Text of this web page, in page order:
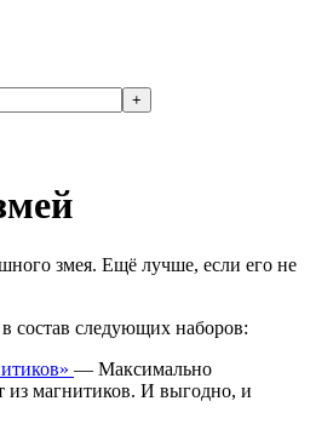
+
змея. Ещё лучше, если его не
состав следующих наборов:
— Максимально
из магнитиков. И выгодно, и